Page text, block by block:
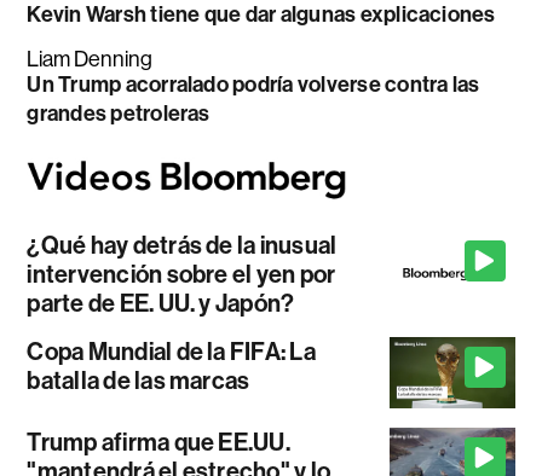
Kevin Warsh tiene que dar algunas explicaciones
Liam Denning
Un Trump acorralado podría volverse contra las
grandes petroleras
¿Qué hay detrás de la inusual
intervención sobre el yen por
parte de EE. UU. y Japón?
Copa Mundial de la FIFA: La
batalla de las marcas
Trump afirma que EE.UU.